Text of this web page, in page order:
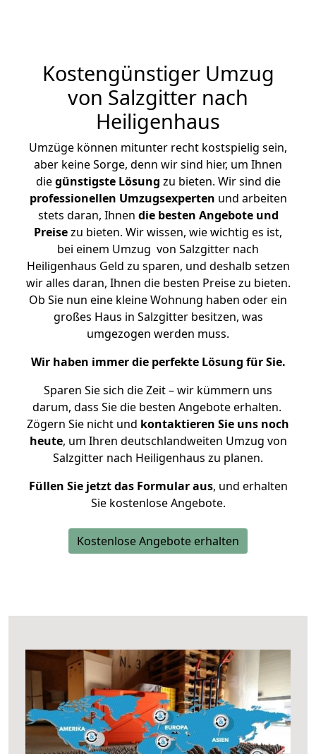
Kostengünstiger Umzug
von Salzgitter nach
Heiligenhaus
Umzüge können mitunter recht kostspielig sein,
aber keine Sorge, denn wir sind hier, um Ihnen
diegünstigste Lösung zu bieten. Wir sind die
professionellen Umzugsexperten und arbeiten
stets daran, Ihnen die besten Angebote und
Preisezu bieten. Wir wissen, wie wichtig es ist,
bei einem Umzug von Salzgitter nach
Heiligenhaus Geld zu sparen, und deshalb setzen
wir alles daran, Ihnen die besten Preise zu bieten.
Ob Sie nun eine kleine Wohnung haben oder ein
großes Haus in Salzgitter besitzen, was
umgezogen werden muss.
Wir haben immer die perfekte Lösung für Sie.
Sparen Sie sich die Zeit – wir kümmern uns
darum, dass Sie die besten Angebote erhalten.
Zögern Sie nicht und kontaktieren Sie uns noch
heute, um Ihren deutschlandweiten Umzug von
Salzgitter nach Heiligenhaus zu planen.
Füllen Sie jetzt das Formular aus, und erhalten
Sie kostenlose Angebote.
Kostenlose Angebote erhalten